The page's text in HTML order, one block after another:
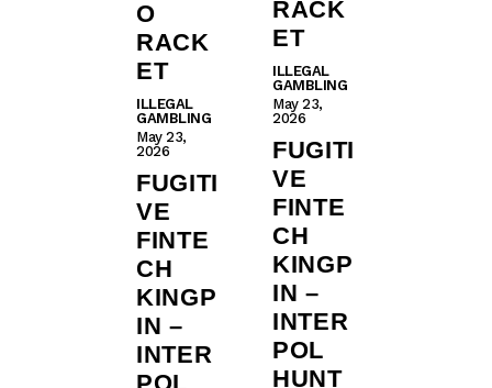
O
RACK
ET
ILLEGAL
GAMBLING
May 23,
2026
FUGITI
VE
FINTE
CH
KINGP
IN –
INTER
RACK
ET
ILLEGAL
GAMBLING
May 23,
2026
FUGITI
VE
FINTE
CH
KINGP
IN –
INTER
POL
HUNT